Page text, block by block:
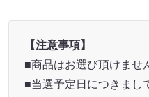
【注意事項】
■商品はお選び頂けませ
■当選予定日につきまし